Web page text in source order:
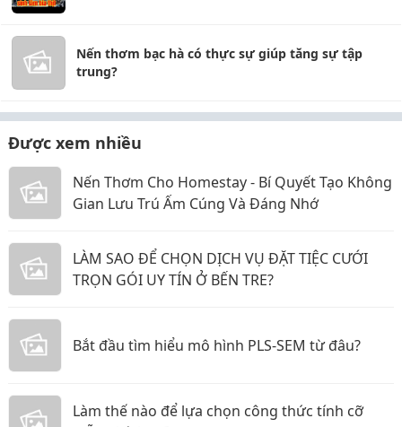
Nến thơm bạc hà có thực sự giúp tăng sự tập
trung?
Được xem nhiều
Nến Thơm Cho Homestay - Bí Quyết Tạo Không
Gian Lưu Trú Ấm Cúng Và Đáng Nhớ
LÀM SAO ĐỂ CHỌN DỊCH VỤ ĐẶT TIỆC CƯỚI
TRỌN GÓI UY TÍN Ở BẾN TRE?
Bắt đầu tìm hiểu mô hình PLS-SEM từ đâu?
Làm thế nào để lựa chọn công thức tính cỡ